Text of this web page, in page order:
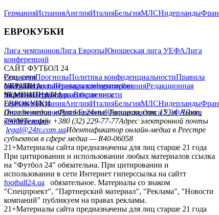
ГерманияИспанияАнглияИталияБельгияМЛСНидерланды
ЕВРОКУБКИ
Лига чемпионовЛига ЕвропыЮношеская лига УЕФАЛига
конференций
САЙТ ФУТБОЛ 24
РедакцияПрогнозыПолитика конфиденциальностиПравила
сайтуКонтактыПравила комментированияРедакционная
политикаСтруктура собственности
Соц. сети
facebookxyoutubeinstagramtelegramviber
УКРАИНА
УкраинаПервая лигаВторая лига
ЧЕМПИОНАТЫ
ГерманияИспанияАнглияИталияБельгияМЛСНидерланды
ЕВРОКУБКИ
Лига чемпионовЛига ЕвропыЮношеская лига УЕФАЛига
конференций
Онлайн-медиа «Футбол 24»пл. Галицкая, дом. 15, м. Львов,
79008Телефон +380 (32) 229-77-77Адрес электронной почты
legal@24tv.com.uaИдентификатор онлайн-медиа в Реестре
субъектов в сфере медиа — R40-06058
21+Материалы сайта предназначены для лиц старше 21 года
При цитировании и использовании любых материалов ссылка
на "Футбол 24" обязательна. При цитировании и
использовании в сети Интернет гиперссылка на сайтт
football24.ua
обязательное. Материалы со знаком
"Спецпроект", "Партнерский материал", "Реклама", "Новости
компаний" публикуем на правах рекламы.
21+Материалы сайта предназначены для лиц старше 21 года